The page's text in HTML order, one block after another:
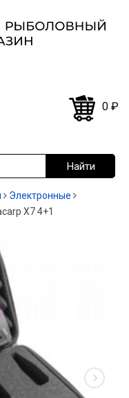
0 ₽
Электронные
X7 4+1